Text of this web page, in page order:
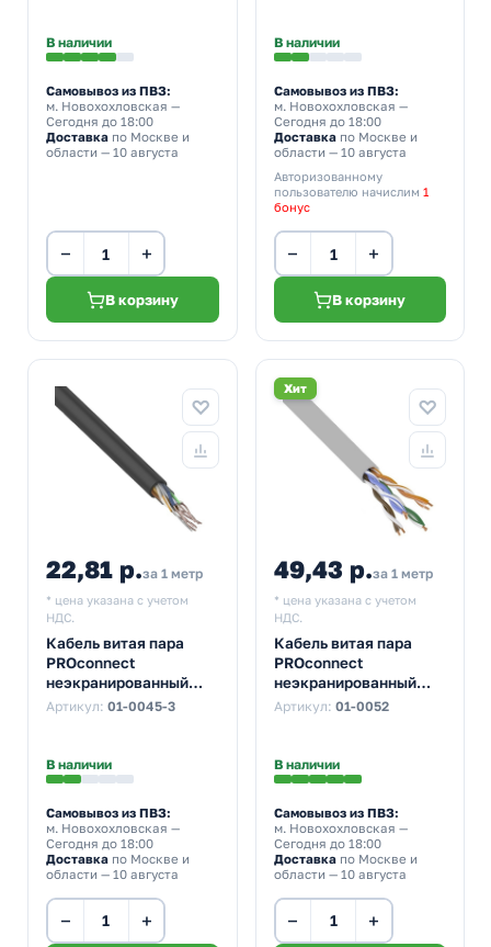
интернета)
В наличии
Самовывоз из ПВЗ:
м. Новохохловская —
Сегодня до 18:00
Доставка по Москве и
области — 10 августа
− +
В корзину
В наличии
Самовывоз из ПВЗ:
м. Новохохловская —
Сегодня до 18:00
Доставкапо Москве и
области — 10 августа
Авторизованному
пользователю начислим 1
бонус
− +
В корзину
22,81 р.за 1 метр
* цена указана с учетом
НДС.
Кабель витая пара
PROconnect
неэкранированный
UTP 4PR 24AWG cat 5e
интернета)
Артикул: 01-0045-3
В наличии
Самовывоз из ПВЗ:
м. Новохохловская —
Сегодня до 18:00
Доставка по Москве и
области — 10 августа
− +
Хит
49,43 р.за 1 метр
* цена указана с учетом
НДС.
Кабель витая пара
PROconnect
неэкранированный
UTP 4PR 24AWG cat 5e
интернета)
Артикул: 01-0052
В наличии
Самовывоз из ПВЗ:
м. Новохохловская —
Сегодня до 18:00
Доставкапо Москве и
области — 10 августа
− +